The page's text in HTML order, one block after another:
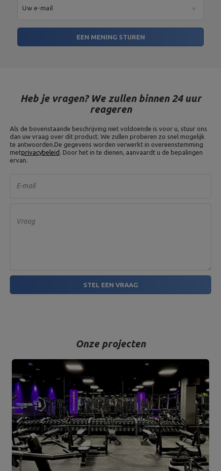
Uw e-mail
EEN MENING STUREN
Heb je vragen? We zullen binnen 24 uur
reageren
Als de bovenstaande beschrijving niet voldoende is voor u, stuur ons
dan uw vraag over dit product. We zullen proberen zo snel mogelijk
te antwoorden.De gegevens worden verwerkt in overeenstemming
metprivacybeleid . Door het in te dienen, aanvaardt u de bepalingen
ervan.
E-mail
Vraag
STEL EEN VRAAG
Onze projecten